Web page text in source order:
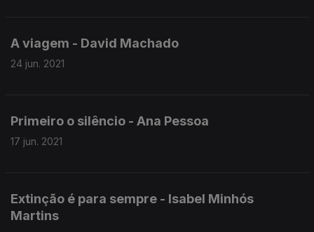
A viagem - David Machado
24 jun. 2021
Primeiro o silêncio - Ana Pessoa
17 jun. 2021
Extinção é para sempre - Isabel Minhós
Martins